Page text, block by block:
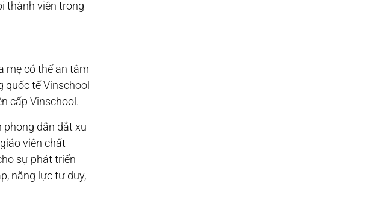
thành viên trong
mẹ có thể an tâm
tế Vinschool
cấp Vinschool.
phong dẫn dắt xu
viên chất
sự phát triển
năng lực tư duy,